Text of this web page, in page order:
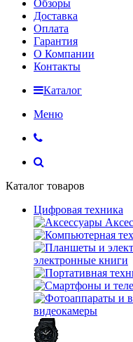
Обзоры
Доставка
Оплата
Гарантия
О Компании
Контакты
Каталог
Меню
Каталог товаров
Цифровая техника
электронные книги
видеокамеры